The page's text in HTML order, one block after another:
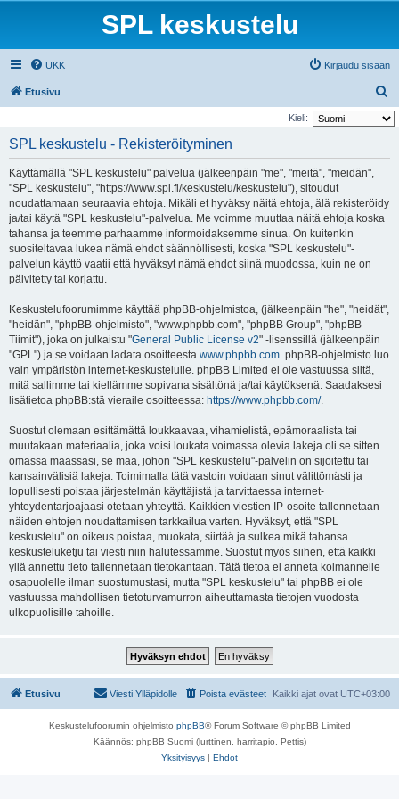
SPL keskustelu
UKK Kirjaudu sisään
Etusivu
t
Kieli:
SPL keskustelu - Rekisteröityminen
Käyttämällä "SPL keskustelu" palvelua (jälkeenpäin "me", "meitä", "meidän",
"SPL keskustelu", "https://www.spl.fi/keskustelu/keskustelu"), sitoudut
noudattamaan seuraavia ehtoja. Mikäli et hyväksy näitä ehtoja, älä rekisteröidy
ja/tai käytä "SPL keskustelu"-palvelua. Me voimme muuttaa näitä ehtoja koska
tahansa ja teemme parhaamme informoidaksemme sinua. On kuitenkin
suositeltavaa lukea nämä ehdot säännöllisesti, koska "SPL keskustelu"-
palvelun käyttö vaatii että hyväksyt nämä ehdot siinä muodossa, kuin ne on
päivitetty tai korjattu.
Keskustelufoorumimme käyttää phpBB-ohjelmistoa, (jälkeenpäin "he", "heidät",
"heidän", "phpBB-ohjelmisto", "www.phpbb.com", "phpBB Group", "phpBB
Tiimit"), joka on julkaistu "General Public License v2" -lisenssillä (jälkeenpäin
"GPL") ja se voidaan ladata osoitteesta www.phpbb.com. phpBB-ohjelmisto luo
vain ympäristön internet-keskustelulle. phpBB Limited ei ole vastuussa siitä,
mitä sallimme tai kiellämme sopivana sisältönä ja/tai käytöksenä. Saadaksesi
lisätietoa phpBB:stä vieraile osoitteessa: https://www.phpbb.com/.
Suostut olemaan esittämättä loukkaavaa, vihamielistä, epämoraalista tai
muutakaan materiaalia, joka voisi loukata voimassa olevia lakeja oli se sitten
omassa maassasi, se maa, johon "SPL keskustelu"-palvelin on sijoitettu tai
kansainvälisiä lakeja. Toimimalla tätä vastoin voidaan sinut välittömästi ja
lopullisesti poistaa järjestelmän käyttäjistä ja tarvittaessa internet-
yhteydentarjoajaasi otetaan yhteyttä. Kaikkien viestien IP-osoite tallennetaan
näiden ehtojen noudattamisen tarkkailua varten. Hyväksyt, että "SPL
keskustelu" on oikeus poistaa, muokata, siirtää ja sulkea mikä tahansa
keskusteluketju tai viesti niin halutessamme. Suostut myös siihen, että kaikki
yllä annettu tieto tallennetaan tietokantaan. Tätä tietoa ei anneta kolmannelle
osapuolelle ilman suostumustasi, mutta "SPL keskustelu" tai phpBB ei ole
vastuussa mahdollisen tietoturvamurron aiheuttamasta tietojen vuodosta
ulkopuolisille tahoille.
Etusivu Kaikki ajat ovat UTC+03:00
Poista evästeet
Viesti Ylläpidolle
Keskustelufoorumin ohjelmisto phpBB® Forum Software © phpBB Limited
Käännös: phpBB Suomi (lurttinen, harritapio, Pettis)
Yksityisyys | Ehdot